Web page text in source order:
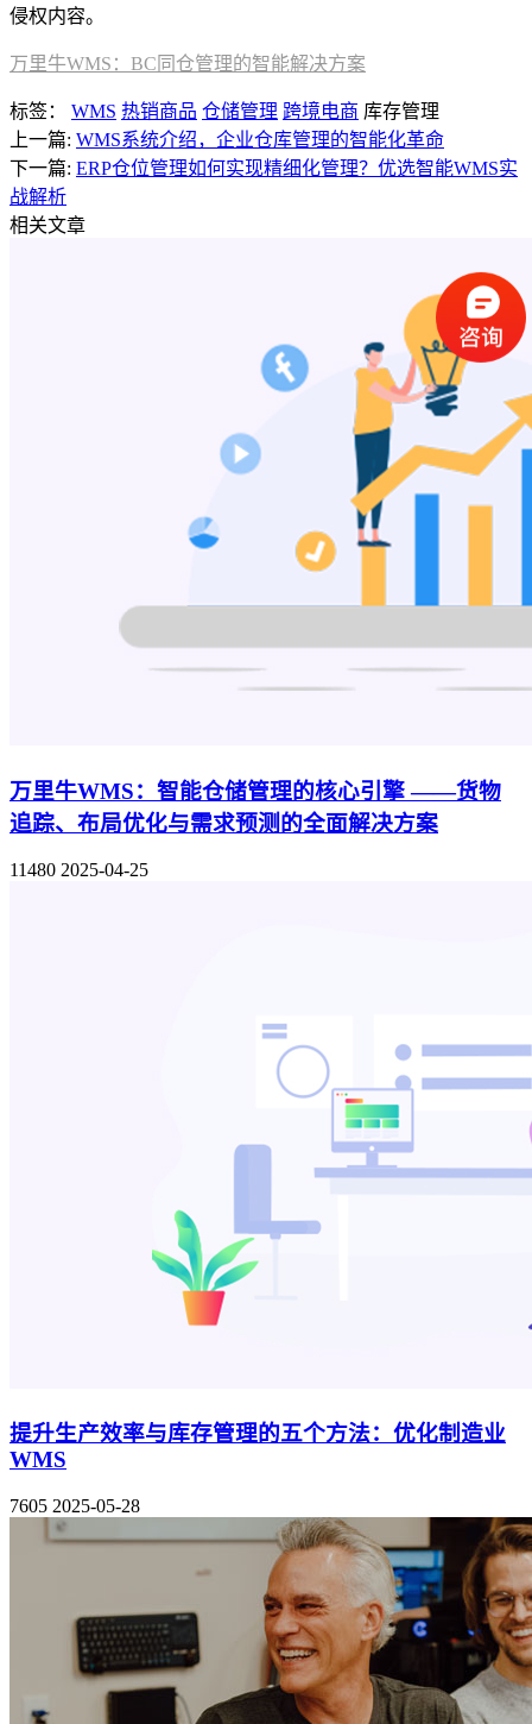
侵权内容。
万里牛WMS：BC同仓管理的智能解决方案
标签： WMS 热销商品 仓储管理 跨境电商 库存管理
上一篇: WMS系统介绍，企业仓库管理的智能化革命
下一篇: ERP仓位管理如何实现精细化管理？优选智能WMS实
战解析
相关文章
万里牛WMS：智能仓储管理的核心引擎 ——货物
追踪、布局优化与需求预测的全面解决方案
11480 2025-04-25
提升生产效率与库存管理的五个方法：优化制造业
WMS
7605 2025-05-28